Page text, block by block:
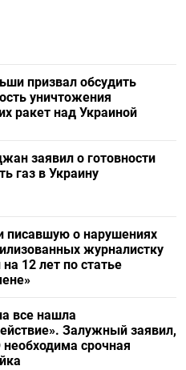
призвал обсудить
уничтожения
ракет над Украиной
заявил о готовности
газ в Украину
писавшую о нарушениях
журналистку
12 лет по статье
все нашла
Залужный заявил,
срочная